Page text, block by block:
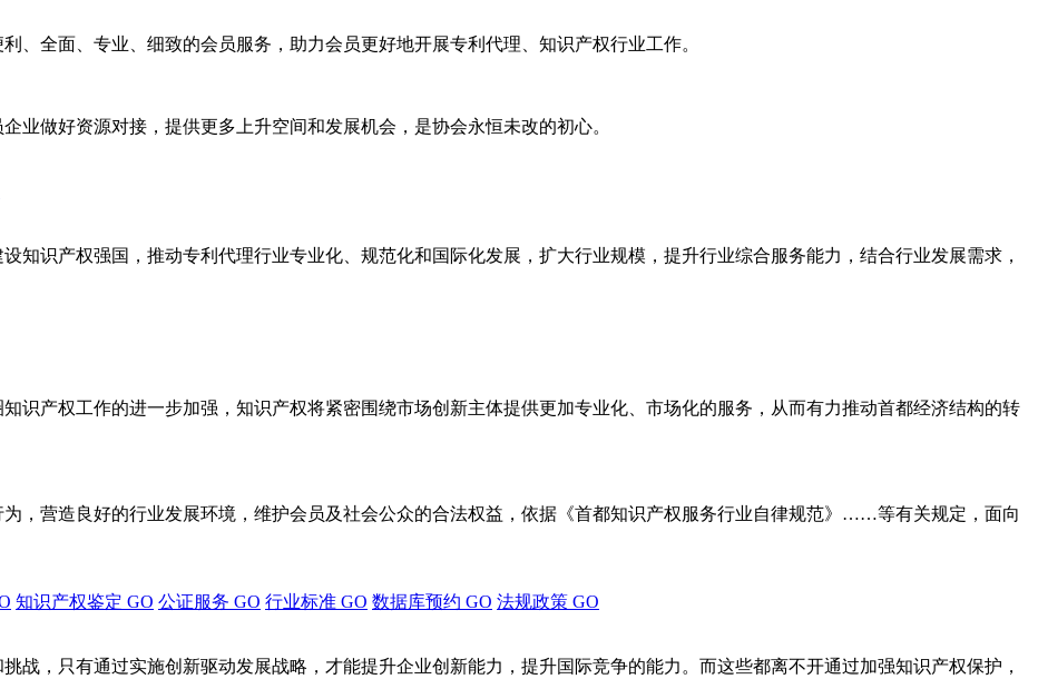
、全面、专业、细致的会员服务，助力会员更好地开展专利代理、知识产权行业工作。
业做好资源对接，提供更多上升空间和发展机会，是协会永恒未改的初心。
知识产权强国，推动专利代理行业专业化、规范化和国际化发展，扩大行业规模，提升行业综合服务能力，结合行业发展需求，
识产权工作的进一步加强，知识产权将紧密围绕市场创新主体提供更加专业化、市场化的服务，从而有力推动首都经济结构的转
，营造良好的行业发展环境，维护会员及社会公众的合法权益，依据《首都知识产权服务行业自律规范》……等有关规定，面向
知识产权鉴定 GO 公证服务 GO 行业标准 GO 数据库预约 GO 法规政策 GO
战，只有通过实施创新驱动发展战略，才能提升企业创新能力，提升国际竞争的能力。而这些都离不开通过加强知识产权保护，